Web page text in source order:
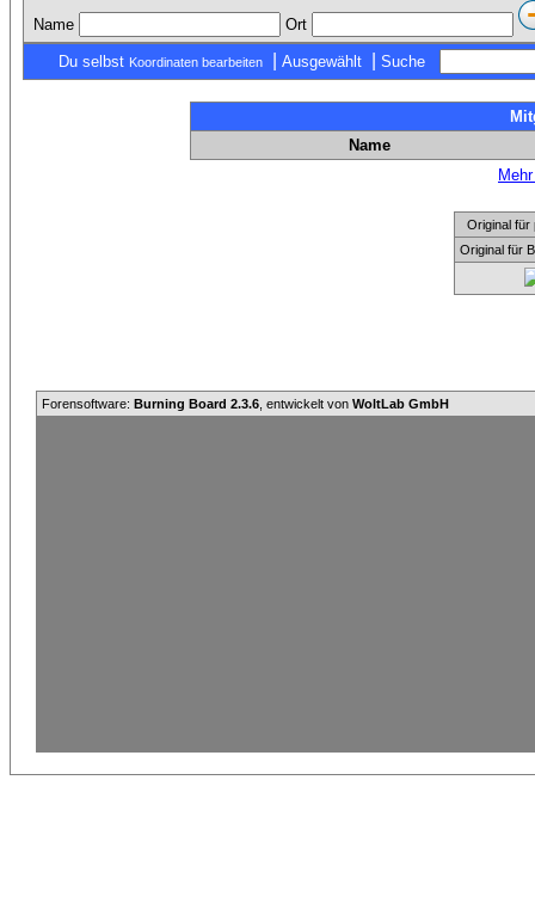
Name Ort
Du selbst Koordinaten bearbeiten Ausgewählt Suche
Name
Original für
Original für
Forensoftware: Burning Board 2.3.6 , entwickelt von WoltLab GmbH